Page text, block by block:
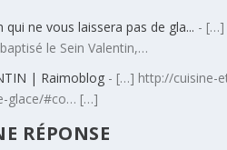
qui ne vous laissera pas de gla... - […]
le Sein Valentin,…
| Raimoblog- […] http://cuisine-
glace/#co… […]
RÉPONSE